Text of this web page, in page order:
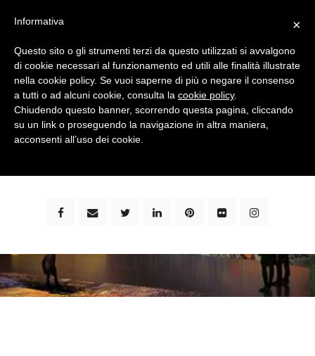
bimbi e viaggi - family travel blog: community #1 in
×
Informativa
Questo sito o gli strumenti terzi da questo utilizzati si avvalgono
di cookie necessari al funzionamento ed utili alle finalità illustrate
nella cookie policy. Se vuoi saperne di più o negare il consenso
a tutti o ad alcuni cookie, consulta la cookie policy.
Chiudendo questo banner, scorrendo questa pagina, cliccando
su un link o proseguendo la navigazione in altra maniera,
acconsenti all’uso dei cookie.